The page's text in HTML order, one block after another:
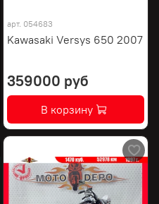
арт. 054683
Kawasaki Versys 650 2007
359000 руб
В корзину